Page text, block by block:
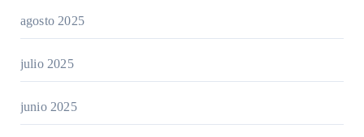
agosto 2025
julio 2025
junio 2025